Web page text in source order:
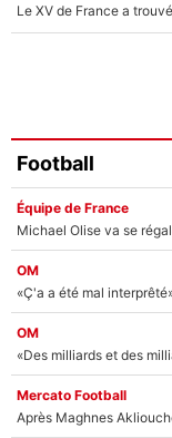
Football
Équipe de France
OM
OM
Mercato Football